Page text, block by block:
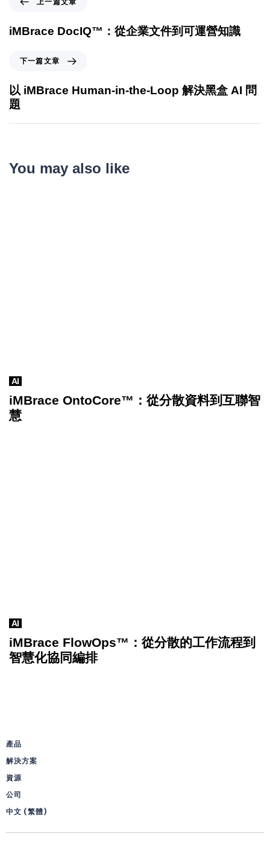
iMBrace DocIQ™：從企業文件到可運營知識
下一篇文章
以 iMBrace Human-in-the-Loop 解決黑盒 AI 問
題
You may also like
AI
iMBrace OntoCore™：從分散資料到互聯智
慧
AI
iMBrace FlowOps™：從分散的工作流程到
智慧化協同編排
產品
解決方案
資源
公司
中文 (繁體)